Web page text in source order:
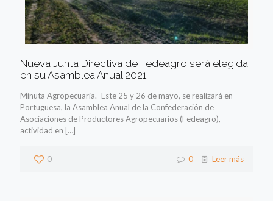
Nueva Junta Directiva de Fedeagro será elegida
en su Asamblea Anual 2021
Minuta Agropecuaria.- Este 25 y 26 de mayo, se realizará en
Portuguesa, la Asamblea Anual de la Confederación de
Asociaciones de Productores Agropecuarios (Fedeagro),
actividad en […]
0 0 Leer más